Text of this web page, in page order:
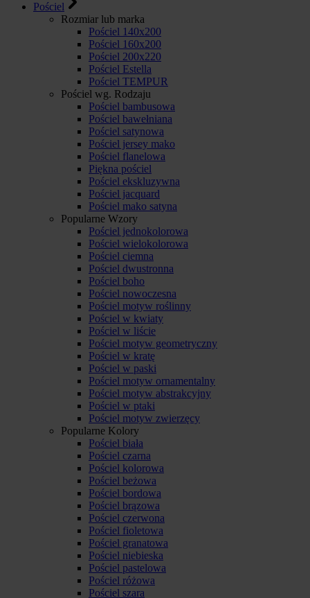
Pościel
Rozmiar lub marka
Pościel 140x200
Pościel 160x200
Pościel 200x220
Pościel Estella
Pościel TEMPUR
Pościel wg. Rodzaju
Pościel bambusowa
Pościel bawełniana
Pościel satynowa
Pościel jersey mako
Pościel flanelowa
Piękna pościel
Pościel ekskluzywna
Pościel jacquard
Pościel mako satyna
Popularne Wzory
Pościel jednokolorowa
Pościel wielokolorowa
Pościel ciemna
Pościel dwustronna
Pościel boho
Pościel nowoczesna
Pościel motyw roślinny
Pościel w kwiaty
Pościel w liście
Pościel motyw geometryczny
Pościel w kratę
Pościel w paski
Pościel motyw ornamentalny
Pościel motyw abstrakcyjny
Pościel w ptaki
Pościel motyw zwierzęcy
Popularne Kolory
Pościel biała
Pościel czarna
Pościel kolorowa
Pościel beżowa
Pościel bordowa
Pościel brązowa
Pościel czerwona
Pościel fioletowa
Pościel granatowa
Pościel niebieska
Pościel pastelowa
Pościel różowa
Pościel szara